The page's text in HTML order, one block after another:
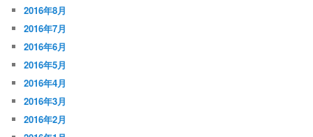
2016年8月
2016年7月
2016年6月
2016年5月
2016年4月
2016年3月
2016年2月